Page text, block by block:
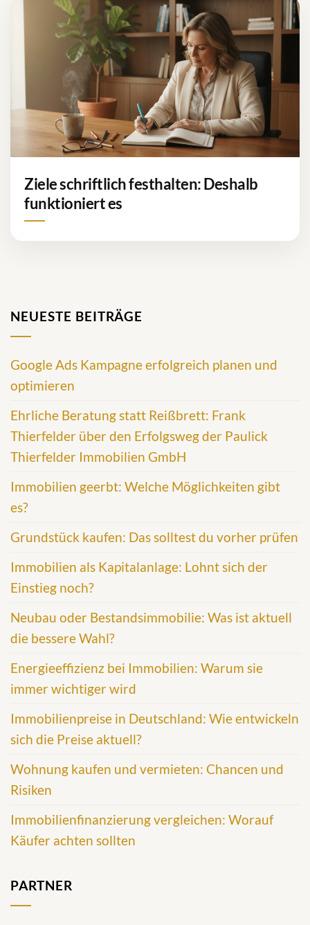
Ziele schriftlich festhalten: Deshalb
funktioniert es
NEUESTE BEITRÄGE
Google Ads Kampagne erfolgreich planen und
optimieren
Ehrliche Beratung statt Reißbrett: Frank
Thierfelder über den Erfolgsweg der Paulick
Thierfelder Immobilien GmbH
Immobilien geerbt: Welche Möglichkeiten gibt
es?
Grundstück kaufen: Das solltest du vorher prüfen
Immobilien als Kapitalanlage: Lohnt sich der
Einstieg noch?
Neubau oder Bestandsimmobilie: Was ist aktuell
die bessere Wahl?
Energieeffizienz bei Immobilien: Warum sie
immer wichtiger wird
Immobilienpreise in Deutschland: Wie entwickeln
sich die Preise aktuell?
Wohnung kaufen und vermieten: Chancen und
Risiken
Immobilienfinanzierung vergleichen: Worauf
Käufer achten sollten
PARTNER